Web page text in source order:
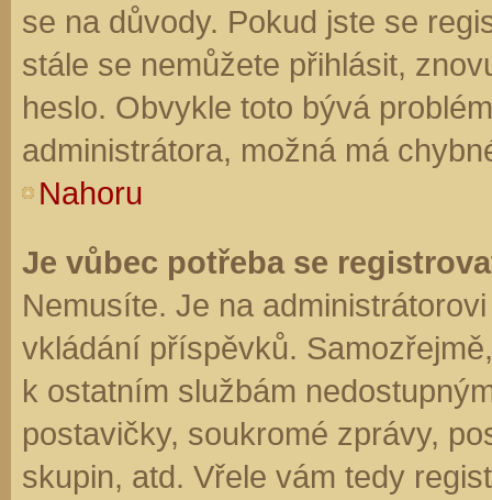
se na důvody. Pokud jste se
stále se nemůžete přihlásit,
heslo. Obvykle toto bývá
administrátora, možná má
Nahoru
Je vůbec potřeba se
Nemusíte. Je na
vkládání příspěvků.
k ostatním službám
postavičky, soukromé zprávy,
skupin, atd. Vřele vám tedy